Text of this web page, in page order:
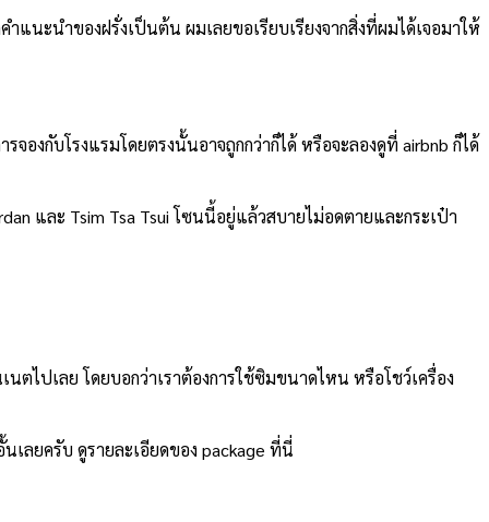
ำแนะนำของฝรั่งเป็นต้น ผมเลยขอเรียบเรียงจากสิ่งที่ผมได้เจอมาให้
จองกับโรงแรมโดยตรงนั้นอาจถูกกว่าก็ได้ หรือจะลองดูที่ airbnb ก็ได้
และ Tsim Tsa Tsui โซนนี้อยู่แล้วสบายไม่อดตายและกระเป๋า
ปเลย โดยบอกว่าเราต้องการใช้ซิมขนาดไหน หรือโชว์เครื่อง
ลยครับ ดูรายละเอียดของ package ที่นี่